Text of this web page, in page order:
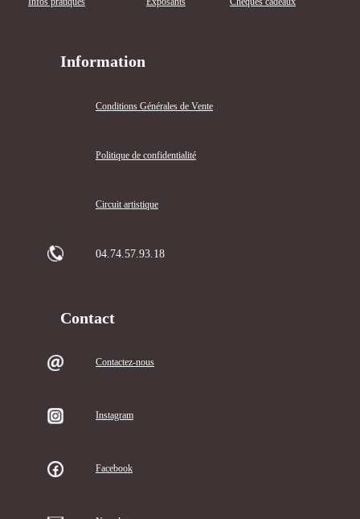
Information
Conditions Générales de Vente
Politique de confidentialité
Circuit artistique
04.74.57.93.18
Contact
Contactez-nous
Instagram
Facebook